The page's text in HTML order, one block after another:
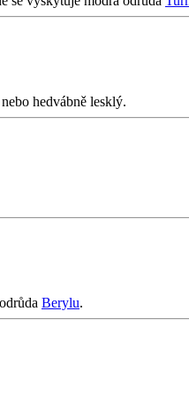
hedvábně lesklý.
Berylu.